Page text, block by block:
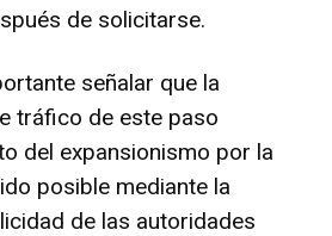
de solicitarse.
señalar que la
tráfico de este paso
del expansionismo por la
posible mediante la
de las autoridades